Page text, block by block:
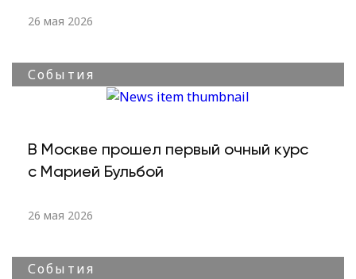
26 мая 2026
События
В Москве прошел первый очный курс
с Марией Бульбой
26 мая 2026
События